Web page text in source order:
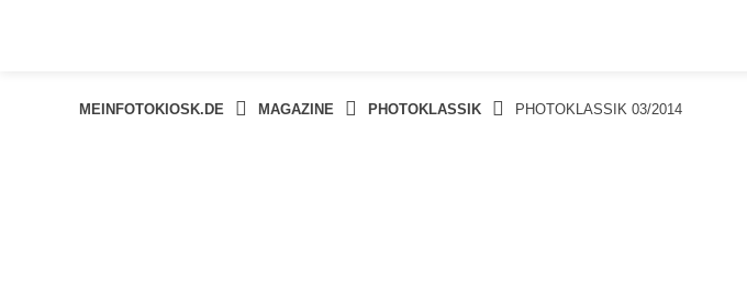
MEINFOTOKIOSK.DE MAGAZINE PHOTOKLASSIK PHOTOKLASSIK 03/2014